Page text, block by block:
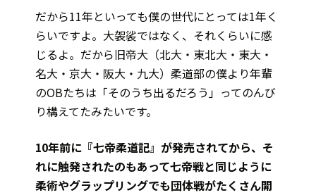
だから11年といっても僕の世代にとっては1年く
らいですよ。大袈裟ではなく、それくらいに感
じるよ。だから旧帝大（北大・東北大・東大・
名大・京大・阪大・九大）柔道部の僕より年輩
のOBたちは「そのうち出るだろう」ってのんび
り構えてたみたいです。
――10年前に『七帝柔道記』が発売されてから、そ
れに触発されたのもあって七帝戦と同じように
柔術やグラップリングでも団体戦がたくさん開